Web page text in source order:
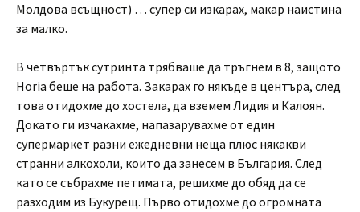
Молдова всъщност) … супер си изкарах, макар наистина
за малко.
В четвъртък сутринта трябваше да тръгнем в 8, защото
Horia беше на работа. Закарах го някъде в центъра, след
това отидохме до хостела, да вземем Лидия и Калоян.
Докато ги изчакахме, напазарувахме от един
супермаркет разни ежедневни неща плюс някакви
странни алкохоли, които да занесем в България. След
като се събрахме петимата, решихме до обяд да се
разходим из Букурещ. Първо отидохме до огромната